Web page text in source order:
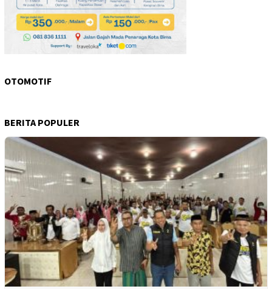
OTOMOTIF
BERITA POPULER